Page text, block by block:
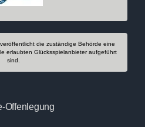
die zuständige Behörde eine
erlaubten Glücksspielanbieter aufgeführt
sind.
Offenlegung